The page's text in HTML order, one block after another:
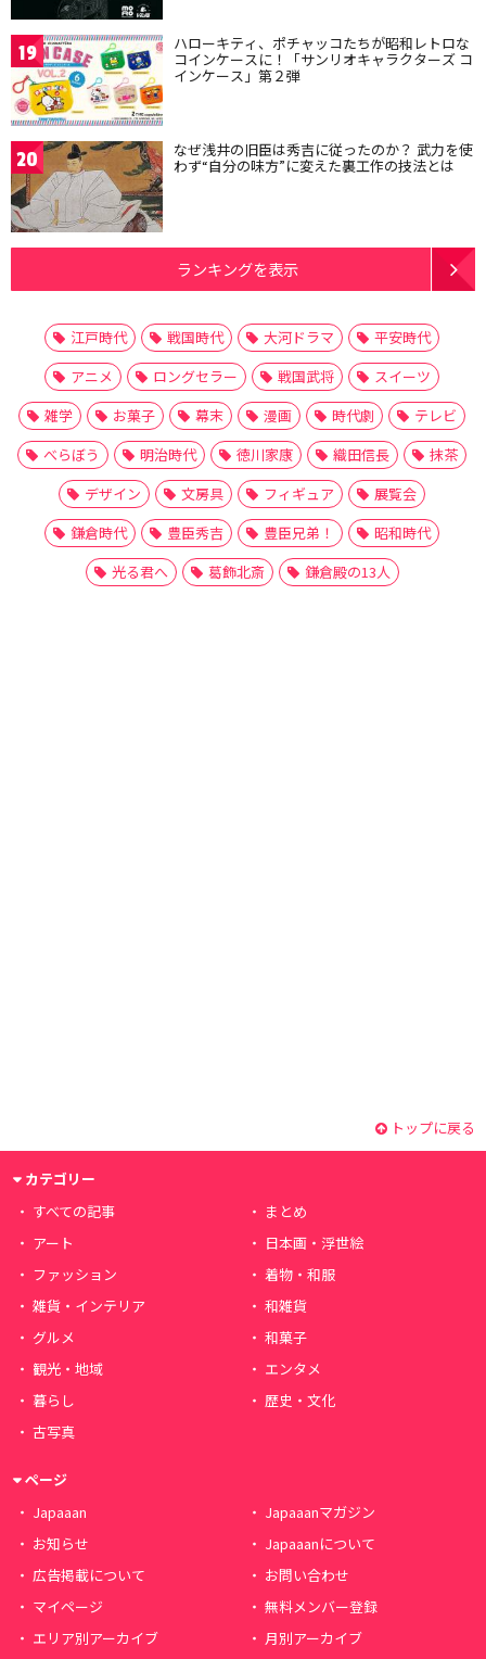
19 ハローキティ、ポチャッコたちが昭和レトロな
コインケースに！「サンリオキャラクターズ コ
インケース」第２弾
20 なぜ浅井の旧臣は秀吉に従ったのか？ 武力を使
わず“自分の味方”に変えた裏工作の技法とは
ランキングを表示
江戸時代 戦国時代 大河ドラマ
平安時代
アニメ
ロングセラー 戦国武将
スイーツ
雑学
お菓子 幕末 漫画 時代劇
テレビ
べらぼう
明治時代 徳川家康 織田信長
抹茶
デザイン
文房具 フィギュア
展覧会
鎌倉時代
豊臣秀吉 豊臣兄弟！
昭和時代
光る君へ
葛飾北斎 鎌倉殿の13人
トップに戻る
カテゴリー
すべての記事
まとめ
アート
日本画・浮世絵
ファッション
着物・和服
雑貨・インテリア
和雑貨
グルメ
和菓子
観光・地域
エンタメ
暮らし
歴史・文化
古写真
ページ
Japaaan
Japaaanマガジン
お知らせ
Japaaanについて
広告掲載について
お問い合わせ
マイページ
無料メンバー登録
エリア別アーカイブ
月別アーカイブ